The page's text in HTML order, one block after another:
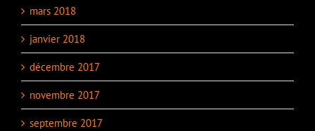
mars 2018
janvier 2018
décembre 2017
novembre 2017
septembre 2017